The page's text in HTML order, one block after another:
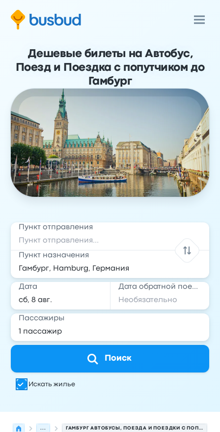
Дешевые билеты на Автобус,
Поезд и Поездка с попутчиком до
Гамбург
Пункт отправления
Пункт назначения
Дата Дата обратной поездки
Пассажиры
Поиск
Искать жилье
... ГАМБУРГ АВТОБУСЫ, ПОЕЗДА И ПОЕЗДКИ С ПОПУТЧИКАМИ.